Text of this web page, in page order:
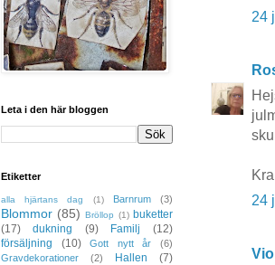
24
24
Leta i den här bloggen
Etiketter
alla hjärtans dag (1) Barnrum (3)
Blommor (85) Bröllop (1) buketter
(17)
dukning (9) Familj
(12)
försäljning
(10) Gott nytt år
(6)
Gravdekorationer
(2) Hallen (7)